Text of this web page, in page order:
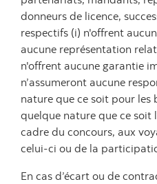
donneurs de licence,
respectifs (i) n'offrent
aucune représentation
n'offrent aucune garantie
n’assumeront aucune
nature que ce soit pour les
quelque nature que ce soit
cadre du concours, aux
celui-ci ou de la
En cas d’écart ou de